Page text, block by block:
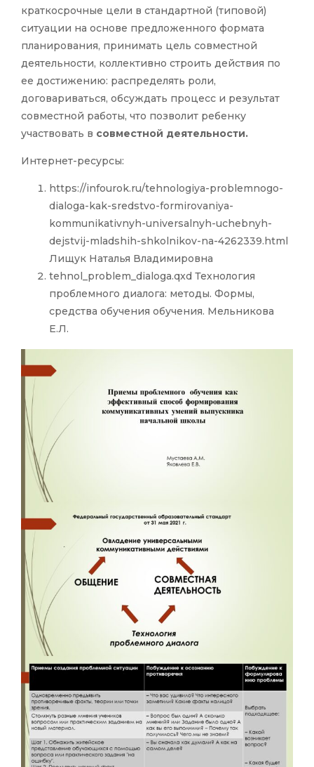
краткосрочные цели в стандартной (типовой)
ситуации на основе предложенного формата
планирования, принимать цель совместной
деятельности, коллективно строить действия по
ее достижению: распределять роли,
договариваться, обсуждать процесс и результат
совместной работы, что позволит ребенку
участвовать в совместной деятельности.
Интернет-ресурсы:
https://infourok.ru/tehnologiya-problemnogo-
dialoga-kak-sredstvo-formirovaniya-
kommunikativnyh-universalnyh-uchebnyh-
dejstvij-mladshih-shkolnikov-na-4262339.html
Лищук Наталья Владимировна
tehnol_problem_dialoga.qxd Технология
проблемного диалога: методы. Формы,
средства обучения обучения. Мельникова
Е.Л.